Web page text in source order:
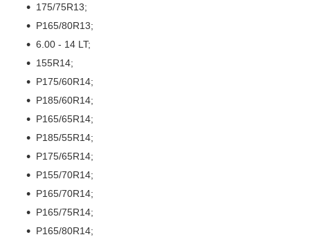
175/75R13;
P165/80R13;
6.00 - 14 LT;
155R14;
P175/60R14;
P185/60R14;
P165/65R14;
P185/55R14;
P175/65R14;
P155/70R14;
P165/70R14;
P165/75R14;
P165/80R14;